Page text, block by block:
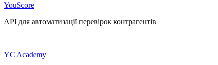
YouScore
API для автоматизації перевірок контрагентів
YC Academy